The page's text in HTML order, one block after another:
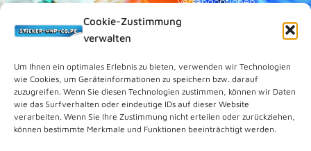
Cookie-Zustimmung
verwalten
Um Ihnen ein optimales Erlebnis zu bieten, verwenden wir Technologien
wie Cookies, um Geräteinformationen zu speichern bzw. darauf
zuzugreifen. Wenn Sie diesen Technologien zustimmen, können wir Daten
wie das Surfverhalten oder eindeutige IDs auf dieser Website
verarbeiten. Wenn Sie Ihre Zustimmung nicht erteilen oder zurückziehen,
können bestimmte Merkmale und Funktionen beeinträchtigt werden.
Blue Ocean
Sammelfiguren
Vorverkauf
Zahlungsoptionen
Über Uns
Rechtliches
Kundenkonto